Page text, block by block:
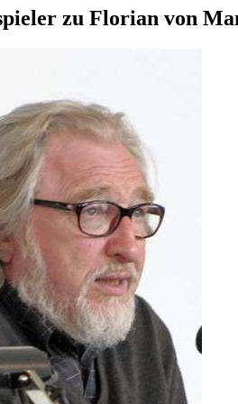
zu Florian von